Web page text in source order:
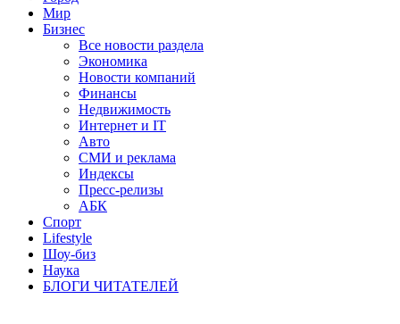
Мир
Бизнес
Все новости раздела
Экономика
Новости компаний
Финансы
Недвижимость
Интернет и IT
Авто
СМИ и реклама
Индексы
Пресс-релизы
АБК
Спорт
Lifestyle
Шоу-биз
Наука
БЛОГИ ЧИТАТЕЛЕЙ